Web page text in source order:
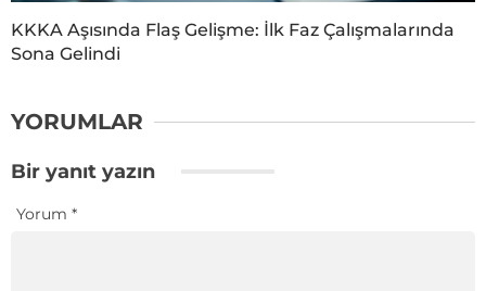
KKKA Aşısında Flaş Gelişme: İlk Faz Çalışmalarında
Sona Gelindi
YORUMLAR
Bir yanıt yazın
Yorum *